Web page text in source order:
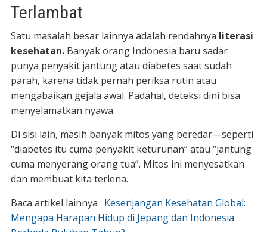
Terlambat
Satu masalah besar lainnya adalah rendahnya literasi
kesehatan.Banyak orang Indonesia baru sadar
punya penyakit jantung atau diabetes saat sudah
parah, karena tidak pernah periksa rutin atau
mengabaikan gejala awal. Padahal, deteksi dini bisa
menyelamatkan nyawa.
Di sisi lain, masih banyak mitos yang beredar—seperti
“diabetes itu cuma penyakit keturunan” atau “jantung
cuma menyerang orang tua”. Mitos ini menyesatkan
dan membuat kita terlena.
Baca artikel lainnya : Kesenjangan Kesehatan Global:
Mengapa Harapan Hidup di Jepang dan Indonesia